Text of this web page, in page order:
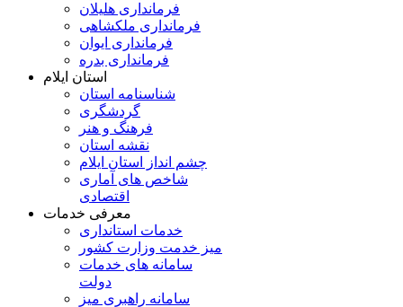
فرمانداری هلیلان
فرمانداری ملکشاهی
فرمانداری ایوان
فرمانداری بدره
استان ایلام
شناسنامه استان
گردشگری
فرهنگ و هنر
نقشه استان
چشم انداز استان ایلام
شاخص های آماری
اقتصادی
معرفی خدمات
خدمات استانداری
میز خدمت وزارت کشور
سامانه های خدمات
دولت
سامانه راهبری میز